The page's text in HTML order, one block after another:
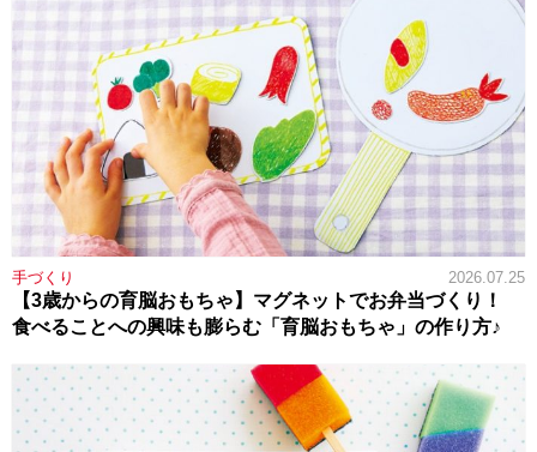
手づくり 2026.07.25
【3歳からの育脳おもちゃ】マグネットでお弁当づくり！
食べることへの興味も膨らむ「育脳おもちゃ」の作り方♪